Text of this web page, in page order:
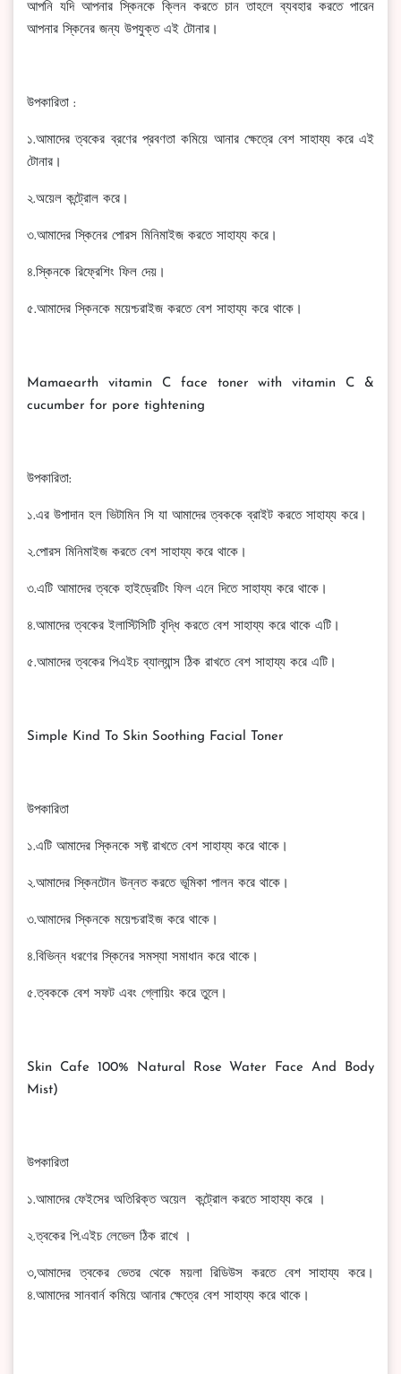
আপনি যদি আপনার স্কিনকে ক্লিন করতে চান তাহলে ব্যবহার করতে পারেন
আপনার স্কিনের জন্য উপযুক্ত এই টোনার।
উপকারিতা :
১.আমাদের ত্বকের ব্রণের প্রবণতা কমিয়ে আনার ক্ষেত্রে বেশ সাহায্য করে এই
টোনার।
২.অয়েল কন্ট্রোল করে।
৩.আমাদের স্কিনের পোরস মিনিমাইজ করতে সাহায্য করে।
৪.স্কিনকে রিফ্রেশিং ফিল দেয়।
৫.আমাদের স্কিনকে ময়েশ্চরাইজ করতে বেশ সাহায্য করে থাকে।
Mamaearth vitamin C face toner with vitamin C &
cucumber for pore tightening
উপকারিতা:
১.এর উপাদান হল ভিটামিন সি যা আমাদের ত্বককে ব্রাইট করতে সাহায্য করে।
২.পোরস মিনিমাইজ করতে বেশ সাহায্য করে থাকে।
৩.এটি আমাদের ত্বকে হাইড্রেটিং ফিল এনে দিতে সাহায্য করে থাকে।
৪.আমাদের ত্বকের ইলাস্টিসিটি বৃদ্ধি করতে বেশ সাহায্য করে থাকে এটি।
৫.আমাদের ত্বকের পিএইচ ব্যাল্যান্স ঠিক রাখতে বেশ সাহায্য করে এটি।
Simple Kind To Skin Soothing Facial Toner
উপকারিতা
১.এটি আমাদের স্কিনকে সফ্ট রাখতে বেশ সাহায্য করে থাকে।
২.আমাদের স্কিনটোন উন্নত করতে ভূমিকা পালন করে থাকে।
৩.আমাদের স্কিনকে ময়েশ্চরাইজ করে থাকে।
৪.বিভিন্ন ধরণের স্কিনের সমস্যা সমাধান করে থাকে।
৫.ত্বককে বেশ সফট এবং গ্লোয়িং করে তুলে।
Skin Cafe 100% Natural Rose Water Face And Body
Mist)
উপকারিতা
১.আমাদের ফেইসের অতিরিক্ত অয়েল কন্ট্রোল করতে সাহায্য করে ।
২.ত্বকের পি.এইচ লেভেল ঠিক রাখে ।
৩,আমাদের ত্বকের ভেতর থেকে ময়লা রিডিউস করতে বেশ সাহায্য করে।
৪.আমাদের সানবার্ন কমিয়ে আনার ক্ষেত্রে বেশ সাহায্য করে থাকে।